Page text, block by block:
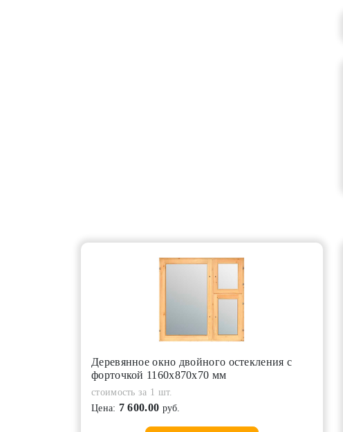
Деревянное окно двойного остекления с
форточкой 1160х870х70 мм
стоимость за 1 шт.
Цена: 7 600.00 руб.